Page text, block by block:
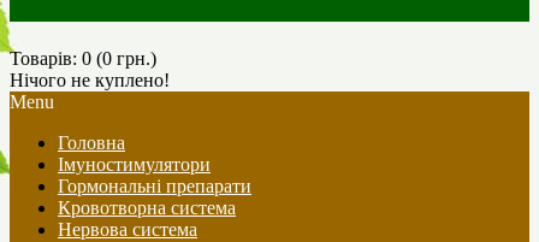
Товарів: 0 (0 грн.)
Нічого не куплено!
Menu
Головна
Імуностимулятори
Гормональні препарати
Кровотворна система
Нервова система